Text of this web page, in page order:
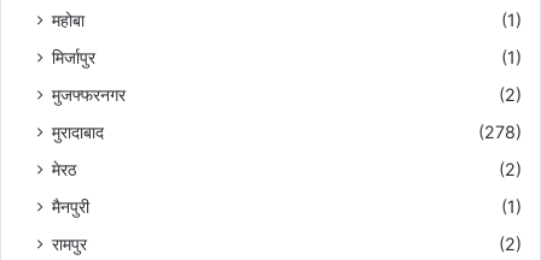
महोबा
(1)
मिर्जापुर
(1)
मुजफ्फरनगर
(2)
मुरादाबाद
(278)
मेरठ
(2)
मैनपुरी
(1)
रामपुर
(2)